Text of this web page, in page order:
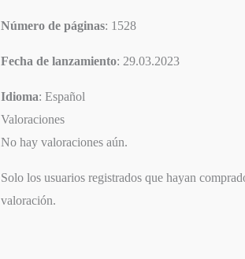
Número de páginas: 1528
Fecha de lanzamiento: 29.03.2023
Idioma: Español
Valoraciones
No hay valoraciones aún.
Solo los usuarios registrados que hayan
valoración.